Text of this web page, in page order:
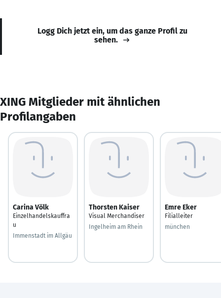
Logg Dich jetzt ein, um das ganze Profil zu
sehen.
XING Mitglieder mit ähnlichen
Profilangaben
Carina Völk
Einzelhandelskauffra
u
Immenstadt im Allgäu
Thorsten Kaiser
Visual Merchandiser
Ingelheim am Rhein
Emre Eker
Filialleiter
münchen